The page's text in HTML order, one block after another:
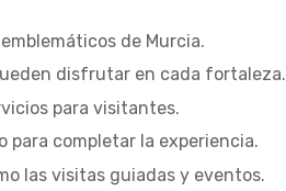
de Murcia.
disfrutar en cada fortaleza.
para visitantes.
para completar la experiencia.
las visitas guiadas y eventos.